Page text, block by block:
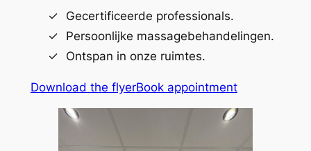
Gecertificeerde professionals.
Persoonlijke massagebehandelingen.
Ontspan in onze ruimtes.
Download the flyerBook appointment